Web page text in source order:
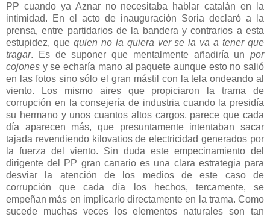
PP cuando ya Aznar no necesitaba hablar catalán en la
intimidad. En el acto de inauguración Soria declaró a la
prensa, entre partidarios de la bandera y contrarios a esta
estupidez, que quien no la quiera ver se la va a tener que
tragar. Es de suponer que mentalmente añadiría un por
cojones y se echaría mano al paquete aunque esto no salió
en las fotos sino sólo el gran mástil con la tela ondeando al
viento. Los mismo aires que propiciaron la trama de
corrupción en la consejería de industria cuando la presidía
su hermano y unos cuantos altos cargos, parece que cada
día aparecen más, que presuntamente intentaban sacar
tajada revendiendo kilovatios de electricidad generados por
la fuerza del viento. Sin duda este empecinamiento del
dirigente del PP gran canario es una clara estrategia para
desviar la atención de los medios de este caso de
corrupción que cada día los hechos, tercamente, se
empeñan más en implicarlo directamente en la trama. Como
sucede muchas veces los elementos naturales son tan